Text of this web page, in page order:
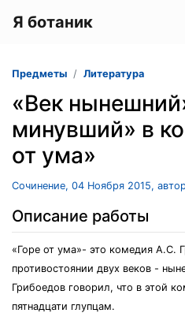
Я ботаник
Предметы Литература
«Век
минувший» в
от ума»
Сочинение, 04 Ноября 2015,
Описание работы
«Горе от ума»- это комедия А.С.
противостоянии двух веков -
Грибоедов говорил, что в этой
пятнадцати глупцам.